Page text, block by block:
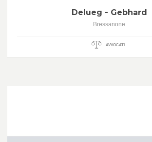
Delueg - Gebhard
Bressanone
AVVOCATI